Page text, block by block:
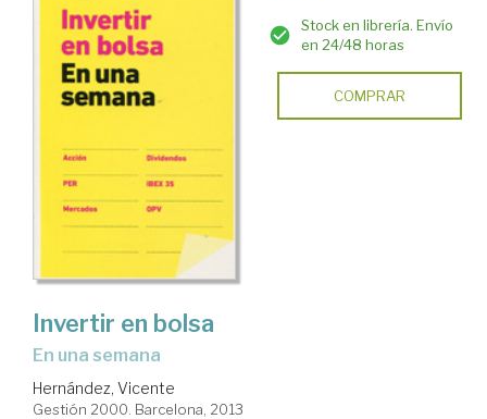
Stock en librería. Envío
en 24/48 horas
COMPRAR
Invertir en bolsa
en una semana
Hernández, Vicente
Gestión 2000. Barcelona, 2013